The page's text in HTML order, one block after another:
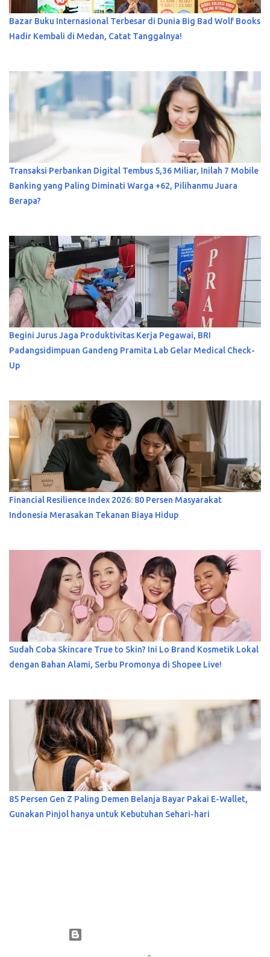
Bazar Buku Internasional Terbesar di Dunia Big Bad Wolf Books
Hadir Kembali di Medan, Catat Tanggalnya!
Transaksi Perbankan Digital Tembus 5,36 Miliar, Inilah 7 Mobile
Banking yang Paling Diminati Warga +62, Pilihanmu Juara
Berapa?
Begini Jurus Jaga Produktivitas Kerja Pegawai, BRI
Padangsidimpuan Gandeng Pramita Lab Gelar Medical Check-
Up
Financial Resilience Index 2026: 80 Persen Masyarakat
Indonesia Merasakan Tekanan Biaya Hidup
Sudah Coba Skincare True to Skin? Ini Lo Brand Kosmetik Lokal
dengan Bahan Alami, Serbu Promonya di Shopee Live!
85 Persen Gen Z Paling Demen Belanja Bayar Pakai E-Wallet,
Gunakan Pinjol hanya untuk Kebutuhan Sehari-hari